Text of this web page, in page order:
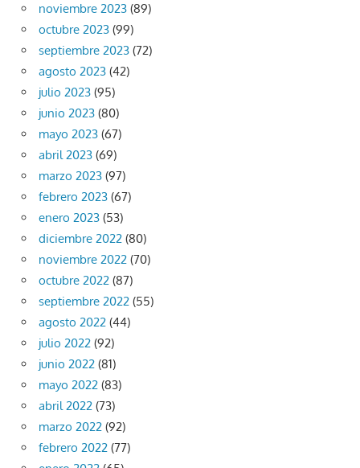
noviembre 2023 (89)
octubre 2023 (99)
septiembre 2023 (72)
agosto 2023 (42)
julio 2023 (95)
junio 2023 (80)
mayo 2023 (67)
abril 2023 (69)
marzo 2023 (97)
febrero 2023 (67)
enero 2023 (53)
diciembre 2022 (80)
noviembre 2022 (70)
octubre 2022 (87)
septiembre 2022 (55)
agosto 2022 (44)
julio 2022 (92)
junio 2022 (81)
mayo 2022 (83)
abril 2022 (73)
marzo 2022 (92)
febrero 2022 (77)